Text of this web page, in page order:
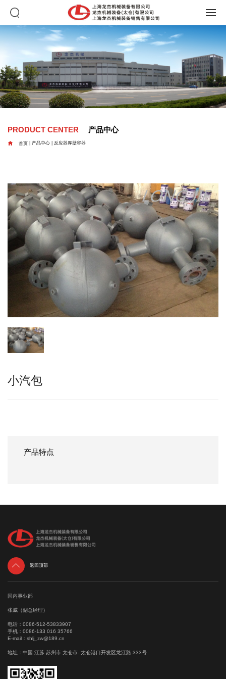
PRODUCT CENTER 产品中心
 首页| 产品中心| 反应器厚壁容器
小汽包
产品特点
 返回顶部
国内事业部
张威（副总经理）
电话： 0086-512-53833907
手机： 0086-133 016 35766
E-mail： shlj_zw@189.cn
地址：中国.江苏.苏州市.太仓市. 太仓港口开发区龙江路.333号